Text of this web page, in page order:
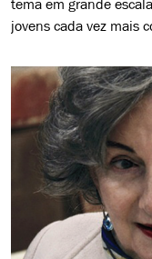
tema em grande
jovens cada vez mais